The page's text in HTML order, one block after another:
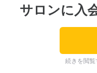
サロンに入
続きを閲覧